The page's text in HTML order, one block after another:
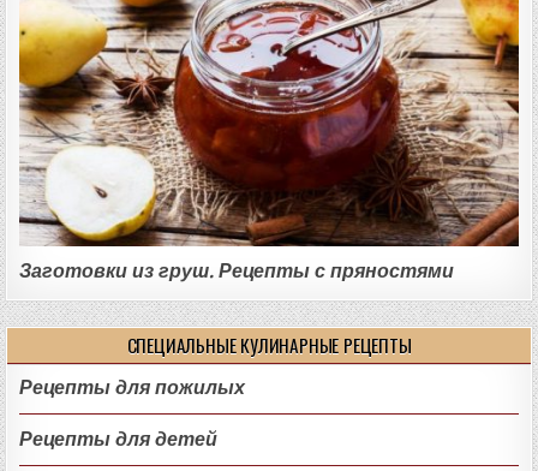
Заготовки из груш. Рецепты с пряностями
СПЕЦИАЛЬНЫЕ КУЛИНАРНЫЕ РЕЦЕПТЫ
Рецепты для пожилых
Рецепты для детей